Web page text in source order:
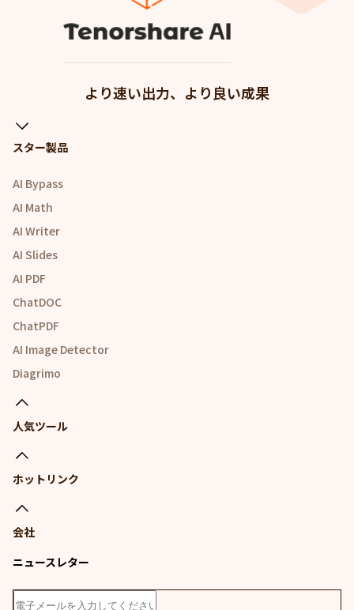
より速い出力、より良い成果
スター製品
AI Bypass
AI Math
AI Writer
AI Slides
AI PDF
ChatDOC
ChatPDF
AI Image Detector
Diagrimo
人気ツール
ホットリンク
会社
ニュースレター